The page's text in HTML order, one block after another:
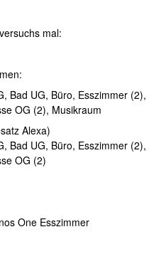
mal:
Bad UG, Büro, Esszimmer (2),
OG (2), Musikraum
Alexa)
Bad UG, Büro, Esszimmer (2),
OG (2)
One Esszimmer